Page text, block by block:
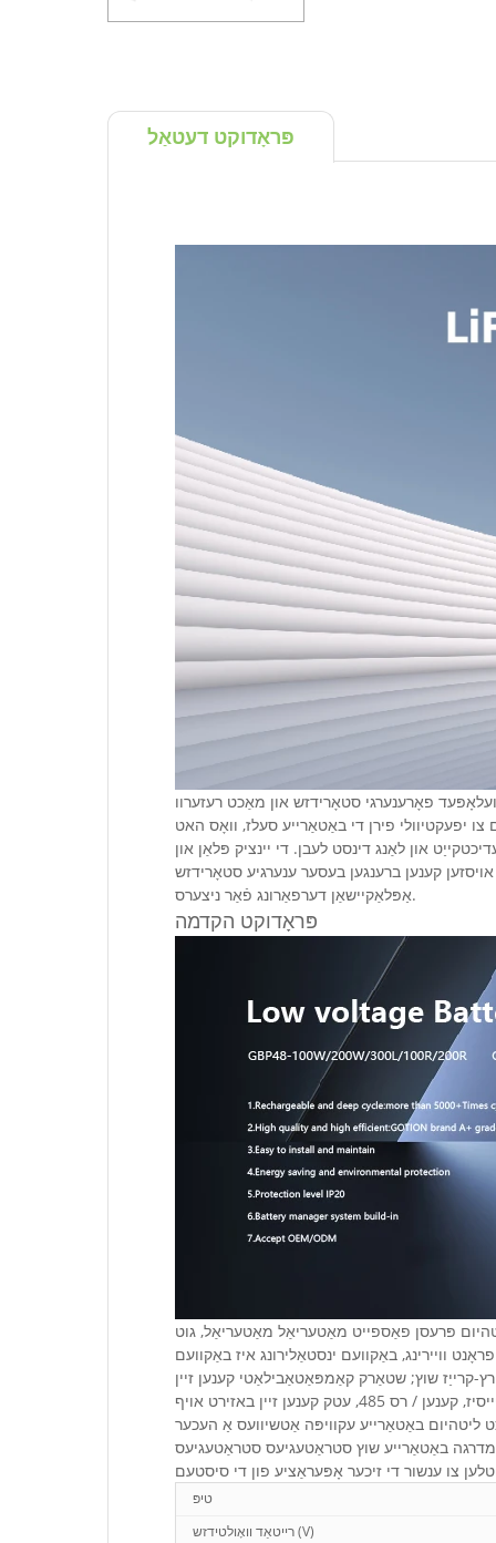
פּראָדוקט דעטאַל
פאָרענערגי סטאָרידזש און מאַכט רעזערוו
יפעקטיוולי פירן די באַטאַרייע סעלז, וואָס האט
און לאַנג דינסט לעבן. די יינציק פּלאַן און
קענען ברענגען בעסער ענערגיע סטאָרידזש
אַפּלאַקיישאַן דערפאַרונג פֿאַר ניצערס.
פּראָדוקט הקדמה
פּרעסן פאַספייט מאַטעריאַל מאַטעריאַל, גוט
מאַשין, פראָנט אָפּעראַציע, פראָנט וויירינג, באַקוועם ינסטאַלירונג איז באַקוועם
קרייַז שוץ; שטאַרק קאַמפּאַטאַבילאַטי קענען זיין
ריפּלייטיד מיט אַפּס, פאָטאָוואָלטאַיק מאַכט דור און אנדערע הויפּט עקוויפּמענט; פאַרשידן פארמען פון קאָמוניקאַציע ינטערפייסיז, קענען / רס 485, עטק קענען זיין באזירט אויף
ליטהיום באַטאַרייע עקוויפּה אַטשיוועס אַ העכער
מדרגה באַטאַרייע שוץ סטראַטעגיעס סטראַטעגיעס
טיפּ
רייטאַד וואָולטידזש (V)